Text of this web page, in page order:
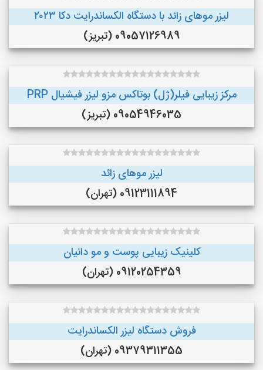
لیزر موهای زائد با دستگاه الکساندرایت دکا ۲۰۲۳
09057126989 (تبریز)
مرکز زیبایی فیلر(ژل) بوتاکس مزو لیزر فیشیال PRP
09054946035 (تبریز)
لیزر موهای زائد
09123111894 (تهران)
کلینیک زیبایی پوست و مو دانیان
09120254359 (تهران)
فروش دستگاه لیزر الکساندرایت
09379311355 (تهران)